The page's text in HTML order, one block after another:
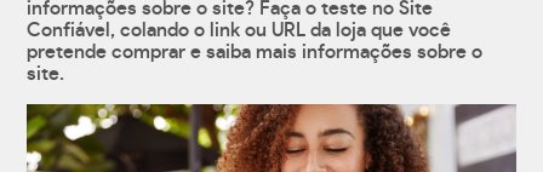
informações sobre o site? Faça o teste no Site
Confiável, colando o link ou URL da loja que você
pretende comprar e saiba mais informações sobre o
site.